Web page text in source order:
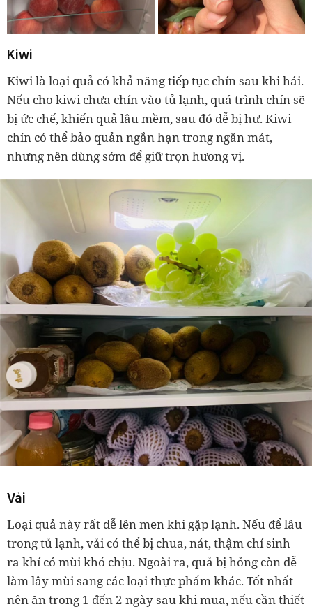
Kiwi
Kiwi là loại quả có khả năng tiếp tục chín sau khi hái.
Nếu cho kiwi chưa chín vào tủ lạnh, quá trình chín sẽ
bị ức chế, khiến quả lâu mềm, sau đó dễ bị hư. Kiwi
chín có thể bảo quản ngắn hạn trong ngăn mát,
nhưng nên dùng sớm để giữ trọn hương vị.
Vải
Loại quả này rất dễ lên men khi gặp lạnh. Nếu để lâu
trong tủ lạnh, vải có thể bị chua, nát, thậm chí sinh
ra khí có mùi khó chịu. Ngoài ra, quả bị hỏng còn dễ
làm lây mùi sang các loại thực phẩm khác. Tốt nhất
nên ăn trong 1 đến 2 ngày sau khi mua, nếu cần thiết